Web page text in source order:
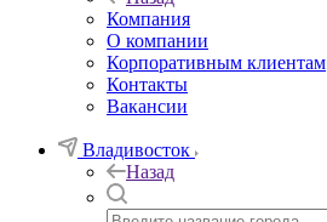
Компания
О компании
Корпоративным клиентам
Контакты
Вакансии
Владивосток
Назад